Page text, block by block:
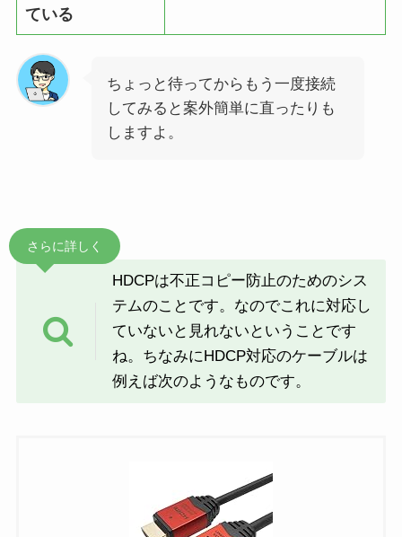
ている
ちょっと待ってからもう一度接続
してみると案外簡単に直ったりも
しますよ。
さらに詳しく
HDCPは不正コピー防止のためのシス
テムのことです。なのでこれに対応し
ていないと見れないということです
ね。ちなみにHDCP対応のケーブルは
例えば次のようなものです。